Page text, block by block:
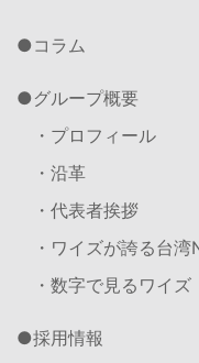
コラム
グループ概要
・プロフィール
・沿革
・代表者挨拶
・ワイズが誇る台湾
・数字で見るワイズ
採用情報